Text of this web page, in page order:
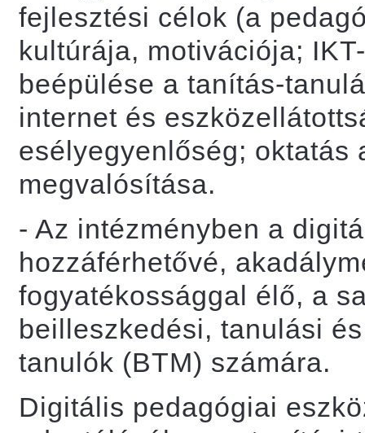
fejlesztési célok (a
kultúrája, motivációja;
beépülése a tanítás-
internet és
esélyegyenlőség; oktatás
megvalósítása.
- Az intézményben a
hozzáférhetővé,
fogyatékossággal élő, a
beilleszkedési, tanulási
tanulók (BTM) számára.
Digitális pedagógiai